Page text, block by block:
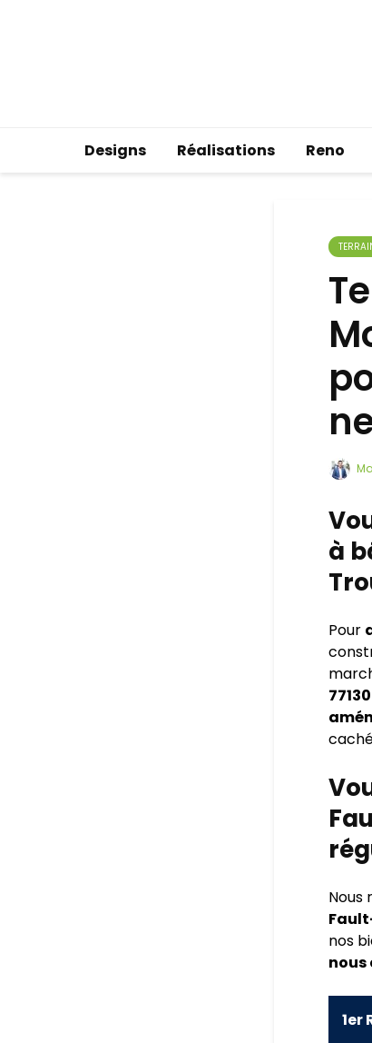
Designs Réalisations Reno
à
Pour
77130
Nous
nos
nous
1er